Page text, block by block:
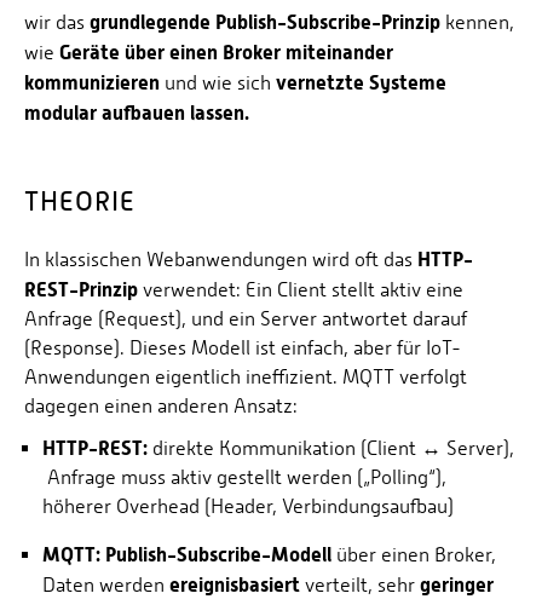
wir das grundlegende Publish-Subscribe-Prinzip kennen,
wie Geräte über einen Broker miteinander
kommunizieren und wie sich vernetzte Systeme
modular aufbauen lassen.
THEORIE
In klassischen Webanwendungen wird oft das HTTP-
REST-Prinzip verwendet: Ein Client stellt aktiv eine
Anfrage (Request), und ein Server antwortet darauf
(Response). Dieses Modell ist einfach, aber für IoT-
Anwendungen eigentlich ineffizient. MQTT verfolgt
dagegen einen anderen Ansatz:
HTTP-REST: direkte Kommunikation (Client ↔ Server),
Anfrage muss aktiv gestellt werden („Polling“),
höherer Overhead (Header, Verbindungsaufbau)
MQTT: Publish-Subscribe-Modell über einen Broker,
Daten werden ereignisbasiert verteilt, sehr geringer